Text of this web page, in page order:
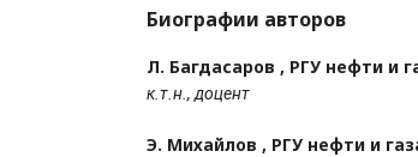
Биографии авторов
Л. Багдасаров , РГУ нефти и
к.т.н., доцент
Э. Михайлов , РГУ нефти и